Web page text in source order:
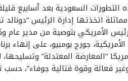
التطورات السعودية بعد أسابيع
اتخذتها إدارة الرئيس “دونالد
الأمريكي بتوصية من مدير عام
الأمريكية، جورج بومبيو، على إنهاء
“المعارضة المعتدلة” وتسليحها،
فعالة وقوة قتالية جوفاء”، حسب